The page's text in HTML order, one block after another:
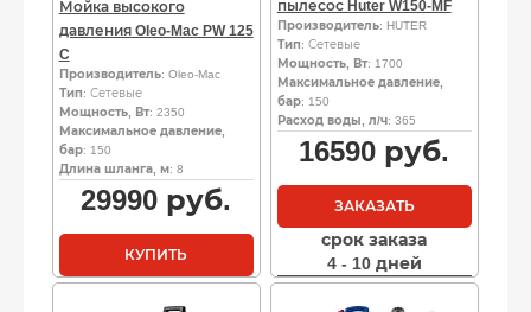
Мойка высокого
давления Oleo-Mac PW 125
C
Производитель: Oleo-Mac
Тип: Сетевые
Мощность, Вт: 2350
Максимальное давление,
бар: 150
Длина шланга, м: 8
29990 руб.
КУПИТЬ
пылесос Huter W150-MF
Производитель: HUTER
Тип: Сетевые
Мощность, Вт: 1700
Максимальное давление,
бар: 150
Расход воды, л/ч: 365
16590 руб.
ЗАКАЗАТЬ
срок заказа
4 - 10 дней